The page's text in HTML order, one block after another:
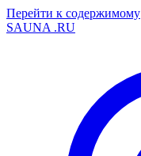
Перейти к содержимому
SAUNA .RU